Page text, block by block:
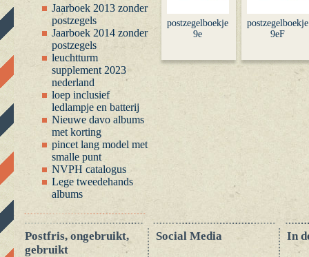
Jaarboek 2013 zonder
postzegels
Jaarboek 2014 zonder
postzegels
leuchtturm
supplement 2023
nederland
loep inclusief
ledlampje en batterij
Nieuwe davo albums
met korting
pincet lang model met
smalle punt
NVPH catalogus
Lege tweedehands
albums
postzegelboekje
9e
postzegelboekje
9eF
Postfris, ongebruikt,
gebruikt
Social Media In